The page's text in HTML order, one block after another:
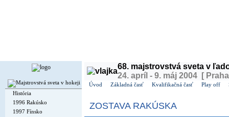
História
1996 Rakúsko
1997 Fínsko
68. majstrovstvá sveta v
24. apríl - 9. máj 2004 [ Praha
Úvod Základná časť Kvalifikačná časť Play off
ZOSTAVA RAKÚSKA